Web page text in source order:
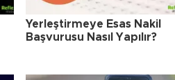
Yerleştirmeye Esas Nakil
Başvurusu Nasıl Yapılır?